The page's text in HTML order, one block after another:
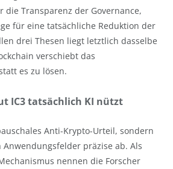
die Transparenz der Governance,
für eine tatsächliche Reduktion der
drei Thesen liegt letztlich dasselbe
verschiebt das
es zu lösen.
IC3 tatsächlich KI nützt
Anti-Krypto-Urteil, sondern
präzise ab. Als
nennen die Forscher